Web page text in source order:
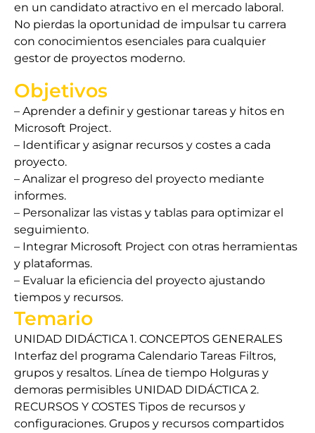
en un candidato atractivo en el mercado laboral.
No pierdas la oportunidad de impulsar tu carrera
con conocimientos esenciales para cualquier
gestor de proyectos moderno.
Objetivos
– Aprender a definir y gestionar tareas y hitos en
Microsoft Project.
– Identificar y asignar recursos y costes a cada
proyecto.
– Analizar el progreso del proyecto mediante
informes.
– Personalizar las vistas y tablas para optimizar el
seguimiento.
– Integrar Microsoft Project con otras herramientas
y plataformas.
– Evaluar la eficiencia del proyecto ajustando
tiempos y recursos.
Temario
UNIDAD DIDÁCTICA 1. CONCEPTOS GENERALES
Interfaz del programa Calendario Tareas Filtros,
grupos y resaltos. Línea de tiempo Holguras y
demoras permisibles UNIDAD DIDÁCTICA 2.
RECURSOS Y COSTES Tipos de recursos y
configuraciones. Grupos y recursos compartidos